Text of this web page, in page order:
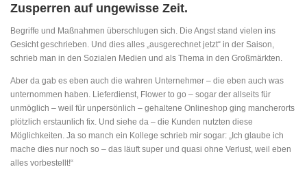
Zusperren auf ungewisse Zeit.
Begriffe und Maßnahmen überschlugen sich. Die Angst stand vielen ins
Gesicht geschrieben. Und dies alles „ausgerechnet jetzt“ in der Saison,
schrieb man in den Sozialen Medien und als Thema in den Großmärkten.
Aber da gab es eben auch die wahren Unternehmer – die eben auch was
unternommen haben. Lieferdienst, Flower to go – sogar der allseits für
unmöglich – weil für unpersönlich – gehaltene Onlineshop ging mancherorts
plötzlich erstaunlich fix. Und siehe da – die Kunden nutzten diese
Möglichkeiten. Ja so manch ein Kollege schrieb mir sogar: „Ich glaube ich
mache dies nur noch so – das läuft super und quasi ohne Verlust, weil eben
alles vorbestellt!“